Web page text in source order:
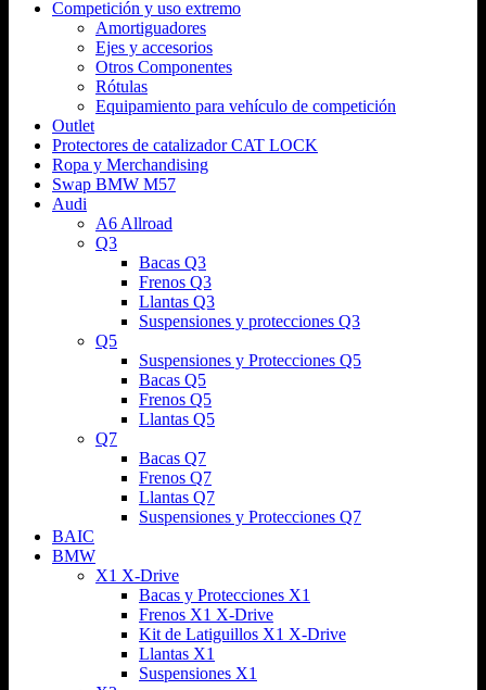
Competición y uso extremo
Amortiguadores
Ejes y accesorios
Otros Componentes
Rótulas
Equipamiento para vehículo de competición
Outlet
Protectores de catalizador CAT LOCK
Ropa y Merchandising
Swap BMW M57
Audi
A6 Allroad
Q3
Bacas Q3
Frenos Q3
Llantas Q3
Suspensiones y protecciones Q3
Q5
Suspensiones y Protecciones Q5
Bacas Q5
Frenos Q5
Llantas Q5
Q7
Bacas Q7
Frenos Q7
Llantas Q7
Suspensiones y Protecciones Q7
BAIC
BMW
X1 X-Drive
Bacas y Protecciones X1
Frenos X1 X-Drive
Kit de Latiguillos X1 X-Drive
Llantas X1
Suspensiones X1